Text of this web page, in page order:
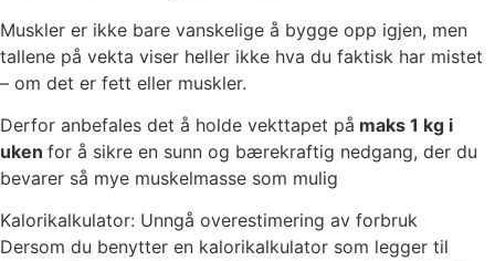
Muskler er ikke bare vanskelige å bygge opp igjen, men
tallene på vekta viser heller ikke hva du faktisk har mistet
– om det er fett eller muskler.
Derfor anbefales det å holde vekttapet på maks 1 kg i
uken for å sikre en sunn og bærekraftig nedgang, der du
bevarer så mye muskelmasse som mulig
Kalorikalkulator: Unngå overestimering av forbruk
Dersom du benytter en kalorikalkulator som legger til